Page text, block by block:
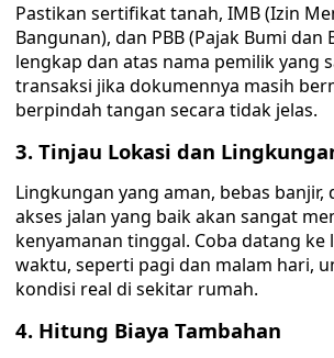
Pastikan sertifikat tanah, IMB (Izin
Bangunan), dan PBB (Pajak Bumi dan
lengkap dan atas nama pemilik yang
transaksi jika dokumennya masih
berpindah tangan secara tidak jelas.
3. Tinjau Lokasi dan
Lingkungan yang aman, bebas banjir,
akses jalan yang baik akan sangat
kenyamanan tinggal. Coba datang ke
waktu, seperti pagi dan malam hari,
kondisi real di sekitar rumah.
4. Hitung Biaya Tambahan